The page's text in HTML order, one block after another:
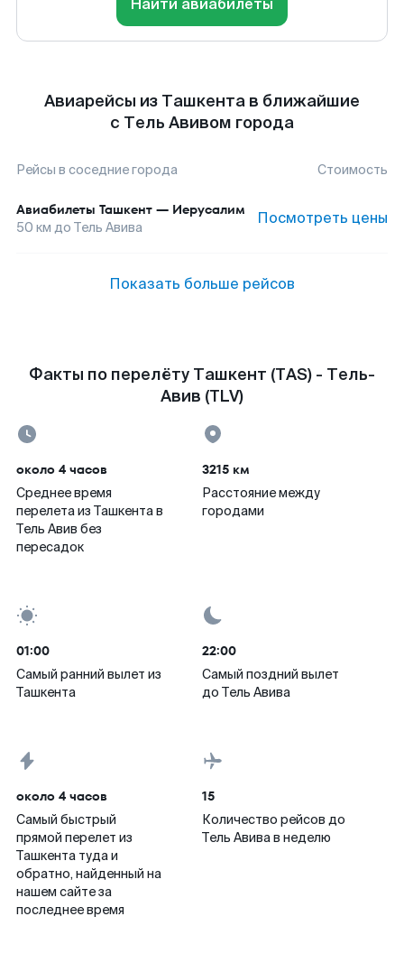
Найти авиабилеты
Авиарейсы из Ташкента в ближайшие
с Тель Авивом города
Рейсы в соседние города Стоимость
Авиабилеты Ташкент — Иерусалим
50 км до Тель Авива Посмотреть цены
Показать больше рейсов
Факты по перелёту Ташкент (TAS) - Тель-
Авив (TLV)
около 4 часов
Среднее время
перелета из Ташкента в
Тель Авив без
пересадок
3215 км
Расстояние между
городами
01:00
Самый ранний вылет из
Ташкента
22:00
Самый поздний вылет
до Тель Авива
около 4 часов
Самый быстрый
прямой перелет из
Ташкента туда и
обратно, найденный на
нашем сайте за
последнее время
15
Количество рейсов до
Тель Авива в неделю